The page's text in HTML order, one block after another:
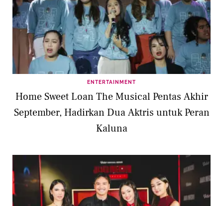
ENTERTAINMENT
Home Sweet Loan The Musical Pentas Akhir
September, Hadirkan Dua Aktris untuk Peran
Kaluna